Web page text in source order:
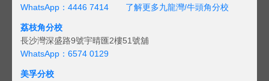
WhatsApp：4446 7414
了解更多九龍灣/牛頭角分校
荔枝角分校
長沙灣深盛路9號宇晴匯2樓51號舖
WhatsApp：6574 0129
美孚分校